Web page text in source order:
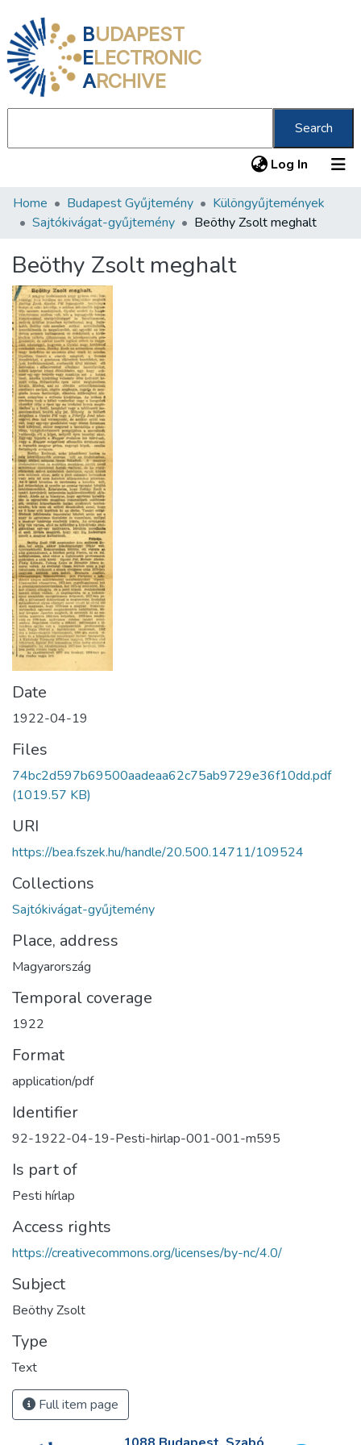
BUDAPEST
ELECTRONIC
ARCHIVE
Search
Log In (current)
Communities & Collections
Statistics
About us
Home Budapest Gyűjtemény
Különgyűjtemények
Sajtókivágat-gyűjtemény
Beöthy Zsolt meghalt
Beöthy Zsolt meghalt
Date
1922-04-19
Files
74bc2d597b69500aadeaa62c75ab9729e36f10dd.pdf
(1019.57 KB)
URI
https://bea.fszek.hu/handle/20.500.14711/109524
Collections
Sajtókivágat-gyűjtemény
Place, address
Magyarország
Temporal coverage
1922
Format
application/pdf
Identifier
92-1922-04-19-Pesti-hirlap-001-001-m595
Is part of
Pesti hírlap
Access rights
https://creativecommons.org/licenses/by-nc/4.0/
Subject
Beöthy Zsolt
Type
Text
Full item page